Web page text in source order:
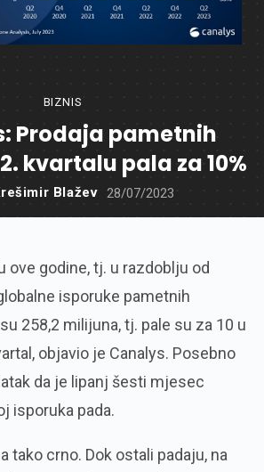
BIZNIS
Prodaja pametnih
kvartalu pala za 10%
Blažev 28/07/2023
ove godine, tj. u razdoblju od
isporuke pametnih
258,2 milijuna, tj. pale su za 10 u
objavio je Canalys. Posebno
da je lipanj šesti mjesec
isporuka pada.
tako crno. Dok ostali padaju, na